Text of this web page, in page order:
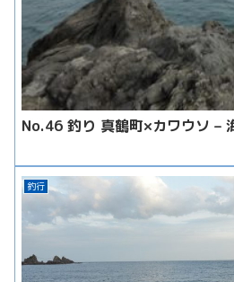
No.46 釣り 真鶴町×カワウソ –
釣行